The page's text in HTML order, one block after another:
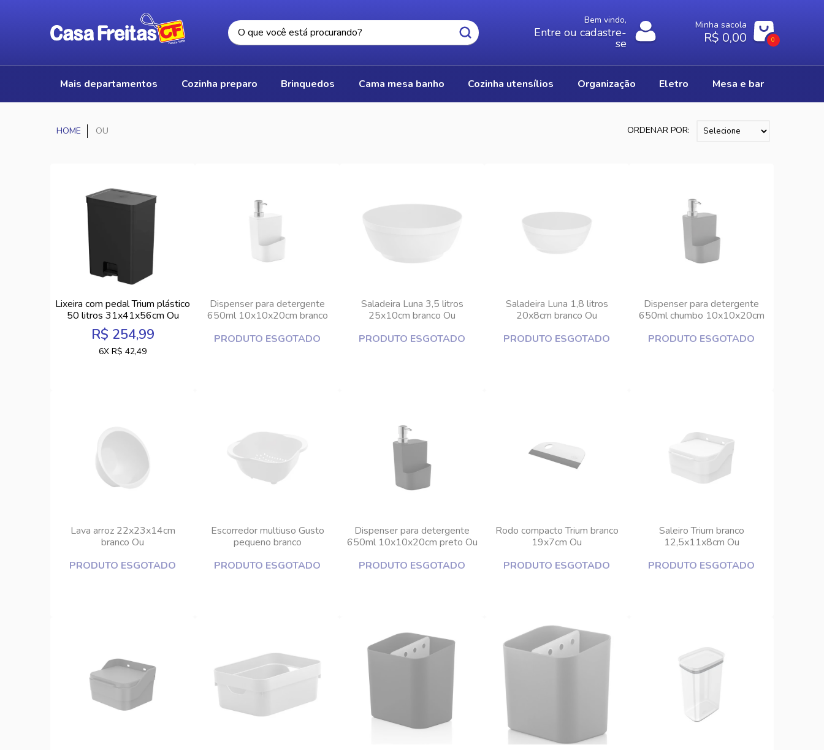
Bem vindo,
Entre ou cadastre-
se
Minha sacola
R$ 0,00 0
mais departamentos cozinha preparo brinquedos cama mesa banho cozinha utensílios organização eletro mesa e bar
OU ORDENAR POR:
Lixeira com pedal Trium plástico
50 litros 31x41x56cm Ou
R$ 254,99
6X R$ 42,49
Dispenser para detergente
650ml 10x10x20cm branco
PRODUTO ESGOTADO
Saladeira Luna 3,5 litros
25x10cm branco Ou
PRODUTO ESGOTADO
Saladeira Luna 1,8 litros
20x8cm branco Ou
PRODUTO ESGOTADO
Dispenser para detergente
650ml chumbo 10x10x20cm
PRODUTO ESGOTADO
Lava arroz 22x23x14cm
branco Ou
PRODUTO ESGOTADO
Escorredor multiuso Gusto
pequeno branco
PRODUTO ESGOTADO
Dispenser para detergente
650ml 10x10x20cm preto Ou
PRODUTO ESGOTADO
Rodo compacto Trium branco
19x7cm Ou
PRODUTO ESGOTADO
Saleiro Trium branco
12,5x11x8cm Ou
PRODUTO ESGOTADO